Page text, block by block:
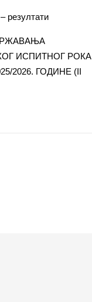
резултати
ИСПИТНОГ РОКА
2026. ГОДИНЕ (II